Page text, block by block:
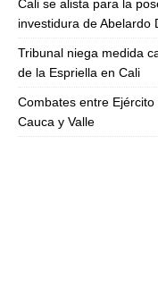
Cali se alista para la
investidura de Abelardo
Tribunal niega medida
de la Espriella en Cali
Combates entre
Cauca y Valle